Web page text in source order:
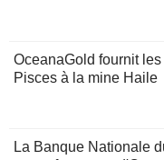
OceanaGold fournit
Pisces à la mine Haile
La Banque Nationale